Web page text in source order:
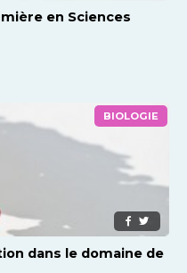
en Sciences
BIOLOGIE
dans le domaine de